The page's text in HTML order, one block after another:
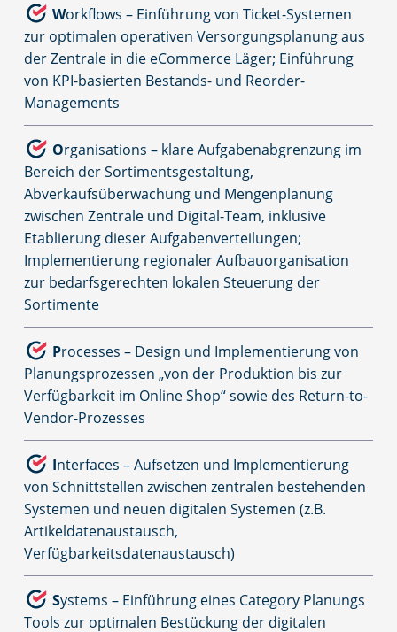
Workflows – Einführung von Ticket-Systemen
zur optimalen operativen Versorgungsplanung aus
der Zentrale in die eCommerce Läger; Einführung
von KPI-basierten Bestands- und Reorder-
Managements
Organisations – klare Aufgabenabgrenzung im
Bereich der Sortimentsgestaltung,
Abverkaufsüberwachung und Mengenplanung
zwischen Zentrale und Digital-Team, inklusive
Etablierung dieser Aufgabenverteilungen;
Implementierung regionaler Aufbauorganisation
zur bedarfsgerechten lokalen Steuerung der
Sortimente
Processes – Design und Implementierung von
Planungsprozessen „von der Produktion bis zur
Verfügbarkeit im Online Shop“ sowie des Return-to-
Vendor-Prozesses
Interfaces – Aufsetzen und Implementierung
von Schnittstellen zwischen zentralen bestehenden
Systemen und neuen digitalen Systemen (z.B.
Artikeldatenaustausch,
Verfügbarkeitsdatenaustausch)
Systems – Einführung eines Category Planungs
Tools zur optimalen Bestückung der digitalen